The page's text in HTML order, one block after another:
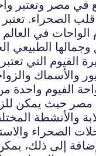
في مصر وتعتبر
الصحراء. تعتبر
في العالم
وجمالها الطبيعي
الفيوم التي تعتبر
والأسماك
الفيوم واحدة
مصر حيث يمكن
والأنشطة
الصحراء
إلى ذلك،